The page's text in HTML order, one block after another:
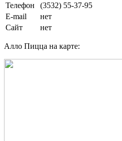
Телефон
(3532) 55-37-95
E-mail
нет
Сайт
нет
Алло Пицца на карте: